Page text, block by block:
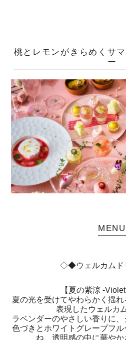
桃とレモンがきらめくサ
ー
MENU
◇◆ウェルカム
【夏の紫涼 -
夏の光を受けてやわらかく揺
表現したウェルカ
ラベンダーのやさしい香りに
色づきとホワイトグレープフ
ね、透明感の中に華やか